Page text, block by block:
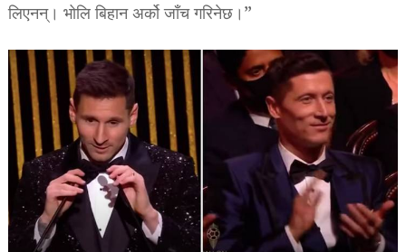
लिएनन्। भोलि बिहान अर्को जाँच गरिनेछ।”